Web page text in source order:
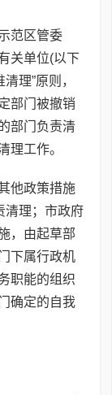
范区管委
关单位(以下
理”原则，
部门被撤销
部门负责清
理工作。
他政策措施
清理；市政府
，由起草部
下属行政机
职能的组织
确定的自我